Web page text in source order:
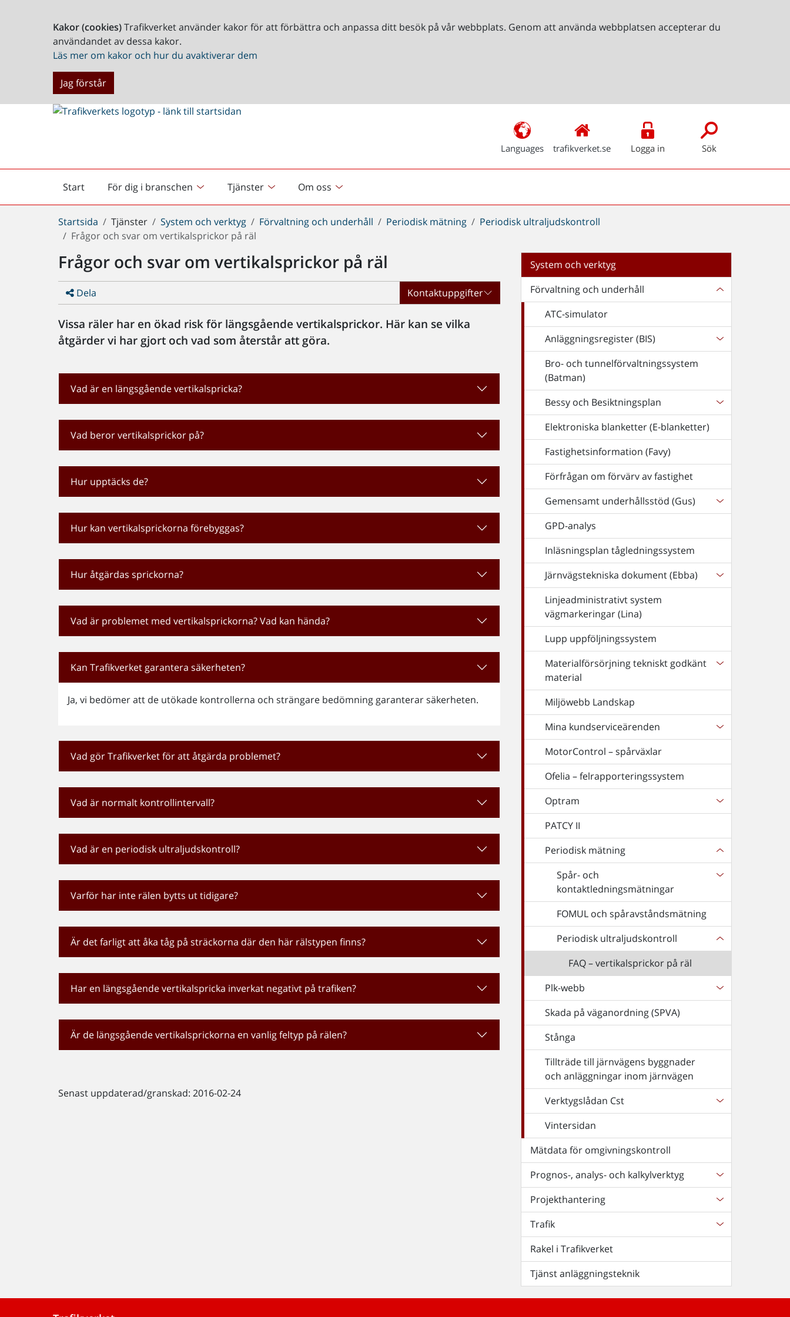
Kakor (cookies)Trafikverket använder kakor för att förbättra och anpassa ditt besök på vår webbplats. Genom att använda webbplatsen accepterar du
användandet av dessa kakor.
Läs mer om kakor och hur du avaktiverar dem
Jag förstår
Languages trafikverket.se Logga in Sök
Start
Startsida För dig i branschen Tjänster Om oss
Du
är
Startsida Tjänster System och verktyg Förvaltning och underhåll Periodisk mätning
Periodisk ultraljudskontroll
Frågor och svar om vertikalsprickor på räl
Frågor och svar om vertikalsprickor på räl
Dela Kontaktuppgifter
Vissa räler har en ökad risk för längsgående vertikalsprickor. Här kan se vilka
åtgärder vi har gjort och vad som återstår att göra.
Vad är en längsgående vertikalspricka?
Vad beror vertikalsprickor på?
Hur upptäcks de?
Hur kan vertikalsprickorna förebyggas?
Hur åtgärdas sprickorna?
Vad är problemet med vertikalsprickorna? Vad kan hända?
Kan Trafikverket garantera säkerheten?
Ja, vi bedömer att de utökade kontrollerna och strängare bedömning garanterar säkerheten.
Vad gör Trafikverket för att åtgärda problemet?
Vad är normalt kontrollintervall?
Vad är en periodisk ultraljudskontroll?
Varför har inte rälen bytts ut tidigare?
Är det farligt att åka tåg på sträckorna där den här rälstypen finns?
Har en längsgående vertikalspricka inverkat negativt på trafiken?
Är de längsgående vertikalsprickorna en vanlig feltyp på rälen?
Senast uppdaterad/granskad: 2016-02-24
System och verktyg
Förvaltning och underhåll
ATC-simulator
Anläggningsregister (BIS)
Bro- och tunnelförvaltningssystem
(Batman)
Bessy och Besiktningsplan
Elektroniska blanketter (E-blanketter)
Fastighetsinformation (Favy)
Förfrågan om förvärv av fastighet
Gemensamt underhållsstöd (Gus)
GPD-analys
Inläsningsplan tågledningssystem
Järnvägstekniska dokument (Ebba)
Linjeadministrativt system
vägmarkeringar (Lina)
Lupp uppföljningssystem
Materialförsörjning tekniskt godkänt
material
Miljöwebb Landskap
Mina kundserviceärenden
MotorControl – spårväxlar
Ofelia – felrapporteringssystem
Optram
PATCY II
Periodisk mätning
Spår- och
kontaktledningsmätningar
FOMUL och spåravståndsmätning
Periodisk ultraljudskontroll
FAQ – vertikalsprickor på räl
Plk-webb
Skada på väganordning (SPVA)
Stånga
Tillträde till järnvägens byggnader
och anläggningar inom järnvägen
Verktygslådan Cst
Vintersidan
Mätdata för omgivningskontroll
Prognos-, analys- och kalkylverktyg
Projekthantering
Trafik
Rakel i Trafikverket
Tjänst anläggningsteknik